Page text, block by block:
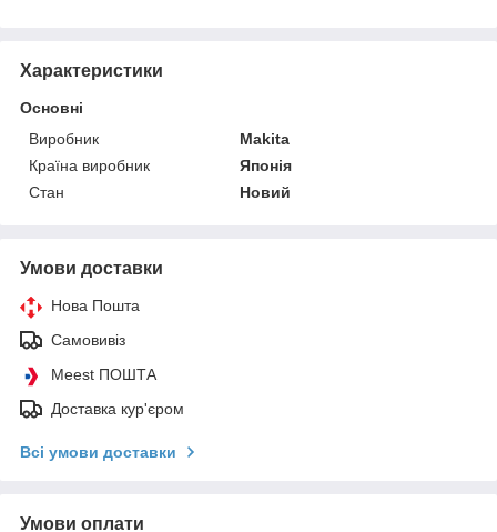
Характеристики
Основні
Виробник
Makita
Країна виробник
Японія
Стан
Новий
Умови доставки
Нова Пошта
Самовивіз
Meest ПОШТА
Доставка кур'єром
Всі умови доставки
Умови оплати